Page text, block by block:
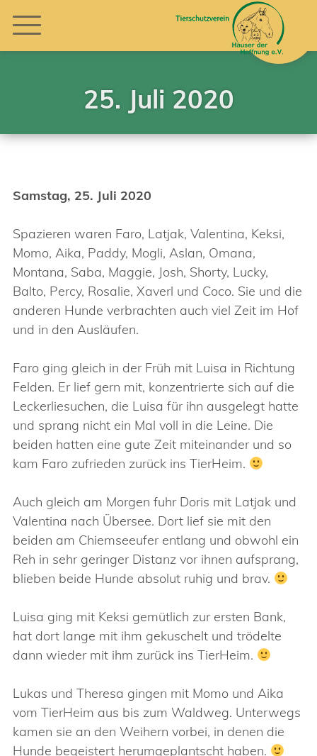
25. Juli 2020
Samstag, 25. Juli 2020
Spazieren waren Faro, Latjak, Valentina, Keksi,
Momo, Aika, Paddy, Mogli, Aslan, Omana,
Montana, Saba, Maggie, Josh, Shorty, Lucky,
Balto, Percy, Rosalie, Xaverl und Coco. Sie und die
anderen Hunde verbrachten auch viel Zeit im Hof
und in den Ausläufen.
Faro ging gleich in der Früh mit Luisa in Richtung
Felden. Er lief gern mit, konzentrierte sich auf die
Leckerliesuchen, die Luisa für ihn ausgelegt hatte
und sprang nicht ein Mal voll in die Leine. Die
beiden hatten eine gute Zeit miteinander und so
kam Faro zufrieden zurück ins TierHeim.
Auch gleich am Morgen fuhr Doris mit Latjak und
Valentina nach Übersee. Dort lief sie mit den
beiden am Chiemseeufer entlang und obwohl ein
Reh in sehr geringer Distanz vor ihnen aufsprang,
blieben beide Hunde absolut ruhig und brav.
Luisa ging mit Keksi gemütlich zur ersten Bank,
hat dort lange mit ihm gekuschelt und trödelte
dann wieder mit ihm zurück ins TierHeim.
Lukas und Theresa gingen mit Momo und Aika
vom TierHeim aus bis zum Waldweg. Unterwegs
kamen sie an den Weihern vorbei, in denen die
Hunde begeistert herumgeplantscht haben.